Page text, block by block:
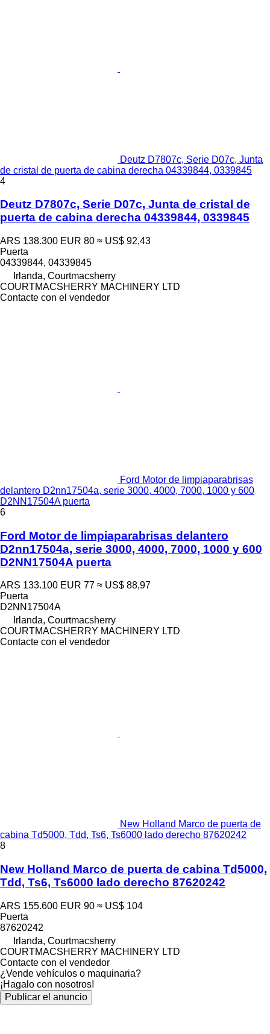
Deutz D7807c, Serie D07c, Junta
de cristal de puerta de cabina derecha 04339844, 0339845
4
Deutz D7807c, Serie D07c, Junta de cristal de
puerta de cabina derecha 04339844, 0339845
ARS 138.300 EUR 80 ≈ US$ 92,43
Puerta
04339844, 04339845
Irlanda, Courtmacsherry
COURTMACSHERRY MACHINERY LTD
Contacte con el vendedor
Ford Motor de limpiaparabrisas
delantero D2nn17504a, serie 3000, 4000, 7000, 1000 y 600
D2NN17504A puerta
6
Ford Motor de limpiaparabrisas delantero
D2nn17504a, serie 3000, 4000, 7000, 1000 y 600
D2NN17504A puerta
ARS 133.100 EUR 77 ≈ US$ 88,97
Puerta
D2NN17504A
Irlanda, Courtmacsherry
COURTMACSHERRY MACHINERY LTD
Contacte con el vendedor
New Holland Marco de puerta de
cabina Td5000, Tdd, Ts6, Ts6000 lado derecho 87620242
8
New Holland Marco de puerta de cabina Td5000,
Tdd, Ts6, Ts6000 lado derecho 87620242
ARS 155.600 EUR 90 ≈ US$ 104
Puerta
87620242
Irlanda, Courtmacsherry
COURTMACSHERRY MACHINERY LTD
Contacte con el vendedor
¿Vende vehículos o maquinaria?
¡Hagalo con nosotros!
Publicar el anuncio